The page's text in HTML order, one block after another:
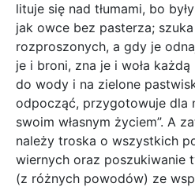
lituje się nad tłumami, bo
jak owce bez pasterza;
rozproszonych, a gdy je
je i broni, zna je i woła
do wody i na zielone
odpocząć, przygotowuje dla
swoim własnym życiem”. A
należy troska o wszystkich
wiernych oraz poszukiwanie
(z różnych powodów) ze